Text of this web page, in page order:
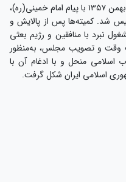
کمیته مرکزی انقلاب اسلامی در تاریخ ۲۳ بهمن ۱۳۵۷ با پیام امام خمینی(ره)،
شد. کمیته‌ها پس از پالایش و
نبرد با منافقین و رژیم بعثی
پیشنهاد دولت وقت و تصویب مجلس، به‌منظور
اسلامی منحل و با ادغام آن با
اسلامی ایران شکل گرفت.